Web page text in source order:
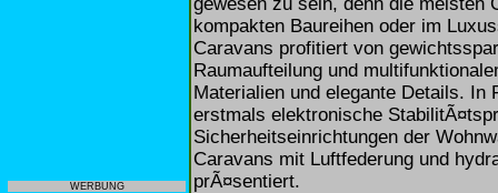
WERBUNG
kompakten Baureihen oder im
Caravans profitiert von
Raumaufteilung und
Materialien und elegante Details. In
erstmals elektronische
Sicherheitseinrichtungen der
Caravans mit Luftfederung und
prÃ¤sentiert.